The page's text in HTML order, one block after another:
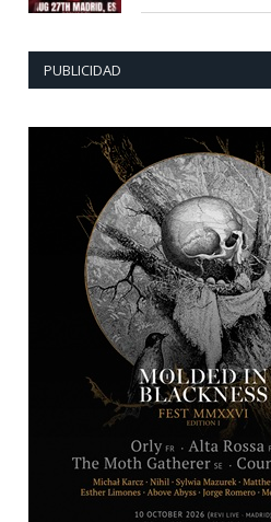
PUBLICIDAD